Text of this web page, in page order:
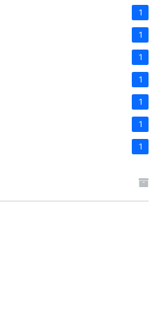
1
1
1
1
1
1
1